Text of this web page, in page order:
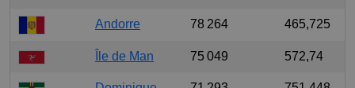
Andorre 78 264 465,725
Île de Man 75 049 572,74